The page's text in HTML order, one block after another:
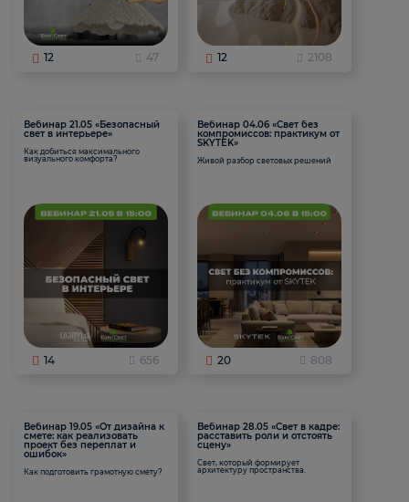
12 47 12 2108
Вебинар 21.05 «Безопасный
свет в интерьере»
Как добиться максимального
визуального комфорта?
14 656
Вебинар 04.06 «Свет без
компромиссов: практикум от
SKYTEK»
Живой разбор световых решений
20 808
Вебинар 19.05 «От дизайна к
смете: как реализовать
проект без переплат и
ошибок»
Как подготовить грамотную смету?
Вебинар 28.05 «Свет в кадре:
расставить роли и отстоять
сцену»
Свет, который формирует
архитектуру пространства.